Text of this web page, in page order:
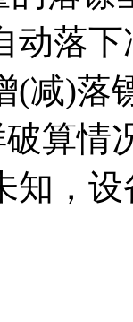
动落
(减)落
算情
知，